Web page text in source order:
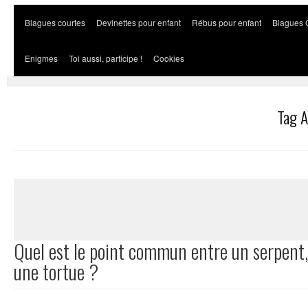
Blagues courtes Devinettes pour enfant Rébus pour enfant Blagues
Enigmes Toi aussi, participe ! Cookies
Tag
Quel est le point commun entre un
une tortue ?